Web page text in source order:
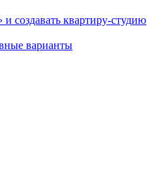
создавать квартиру-студию
варианты